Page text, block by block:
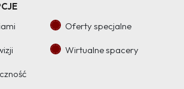
Oferty specjalne
Wirtualne spacery